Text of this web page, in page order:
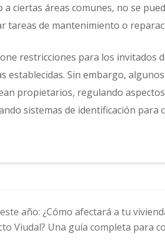
ciertas áreas comunes, no se
tareas de mantenimiento o
restricciones para los invitados
Sin embargo,
propietarios, regulando
sistemas de identificación para
año: ¿Cómo afectará a tu
Viudal? Una guía completa para